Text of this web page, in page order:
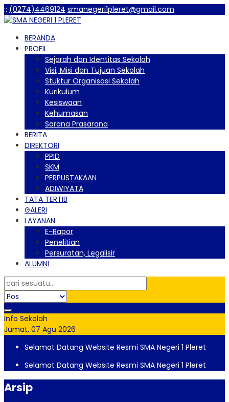
:: (0274)4469124 smanegeri1pleret@gmail.com
BERANDA
PROFIL
Sejarah dan Identitas Sekolah
Visi, Misi dan Tujuan Sekolah
Stuktur Organisasi Sekolah
Kurikulum
Kesiswaan
Kehumasan
Sarana Prasarana
BERITA
DIREKTORI
PPID
SKM
PERPUSTAKAAN
ADIWIYATA
TATA TERTIB
GALERI
LAYANAN
E-Rapor
Penelitian
Persuratan, Legalisir
ALUMNI
Info Sekolah
Jumat, 07 Agu 2026
Selamat Datang Website Resmi SMA Negeri 1 Pleret
Selamat Datang Website Resmi SMA Negeri 1 Pleret
Arsip